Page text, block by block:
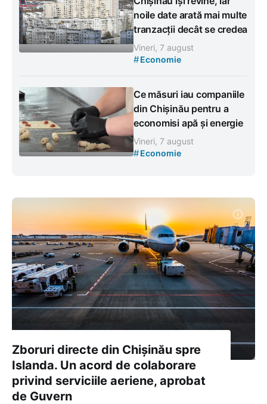
noile date arată mai multe
tranzacții decât se credea
Vineri, 7 august
#Economie
Ce măsuri iau companiile
din Chișinău pentru a
economisi apă și energie
Vineri, 7 august
#Economie
Zboruri directe din Chișinău spre
Islanda. Un acord de colaborare
privind serviciile aeriene, aprobat
de Guvern